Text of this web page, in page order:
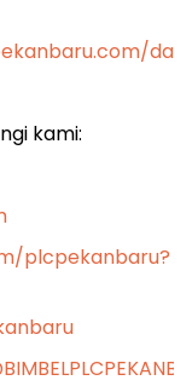
kami:
plcpekanbaru?